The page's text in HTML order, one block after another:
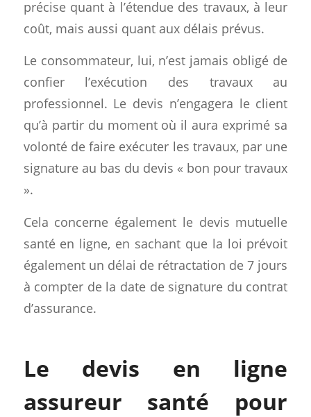
précise quant à l’étendue des travaux, à leur
coût, mais aussi quant aux délais prévus.
Le consommateur, lui, n’est jamais obligé de
confier l’exécution des travaux au
professionnel. Le devis n’engagera le client
qu’à partir du moment où il aura exprimé sa
volonté de faire exécuter les travaux, par une
signature au bas du devis « bon pour travaux
».
Cela concerne également le devis mutuelle
santé en ligne, en sachant que la loi prévoit
également un délai de rétractation de 7 jours
à compter de la date de signature du contrat
d’assurance.
Le devis en ligne
assureur santé pour